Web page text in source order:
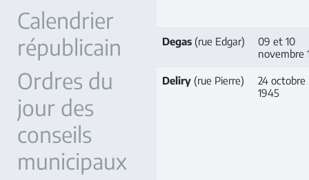
Calendrier
républicain
Ordres du
jour des
conseils
municipaux
Degas (rue Edgar)
09 et 10
novembre
Deliry (rue Pierre)
24 octobre
1945